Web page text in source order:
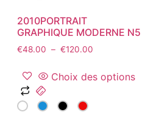
produit
2010PORTRAIT
GRAPHIQUE MODERNE N5
€48.00 – €120.00Plage
prix :
€48.00
Choix des options
Ce
produit